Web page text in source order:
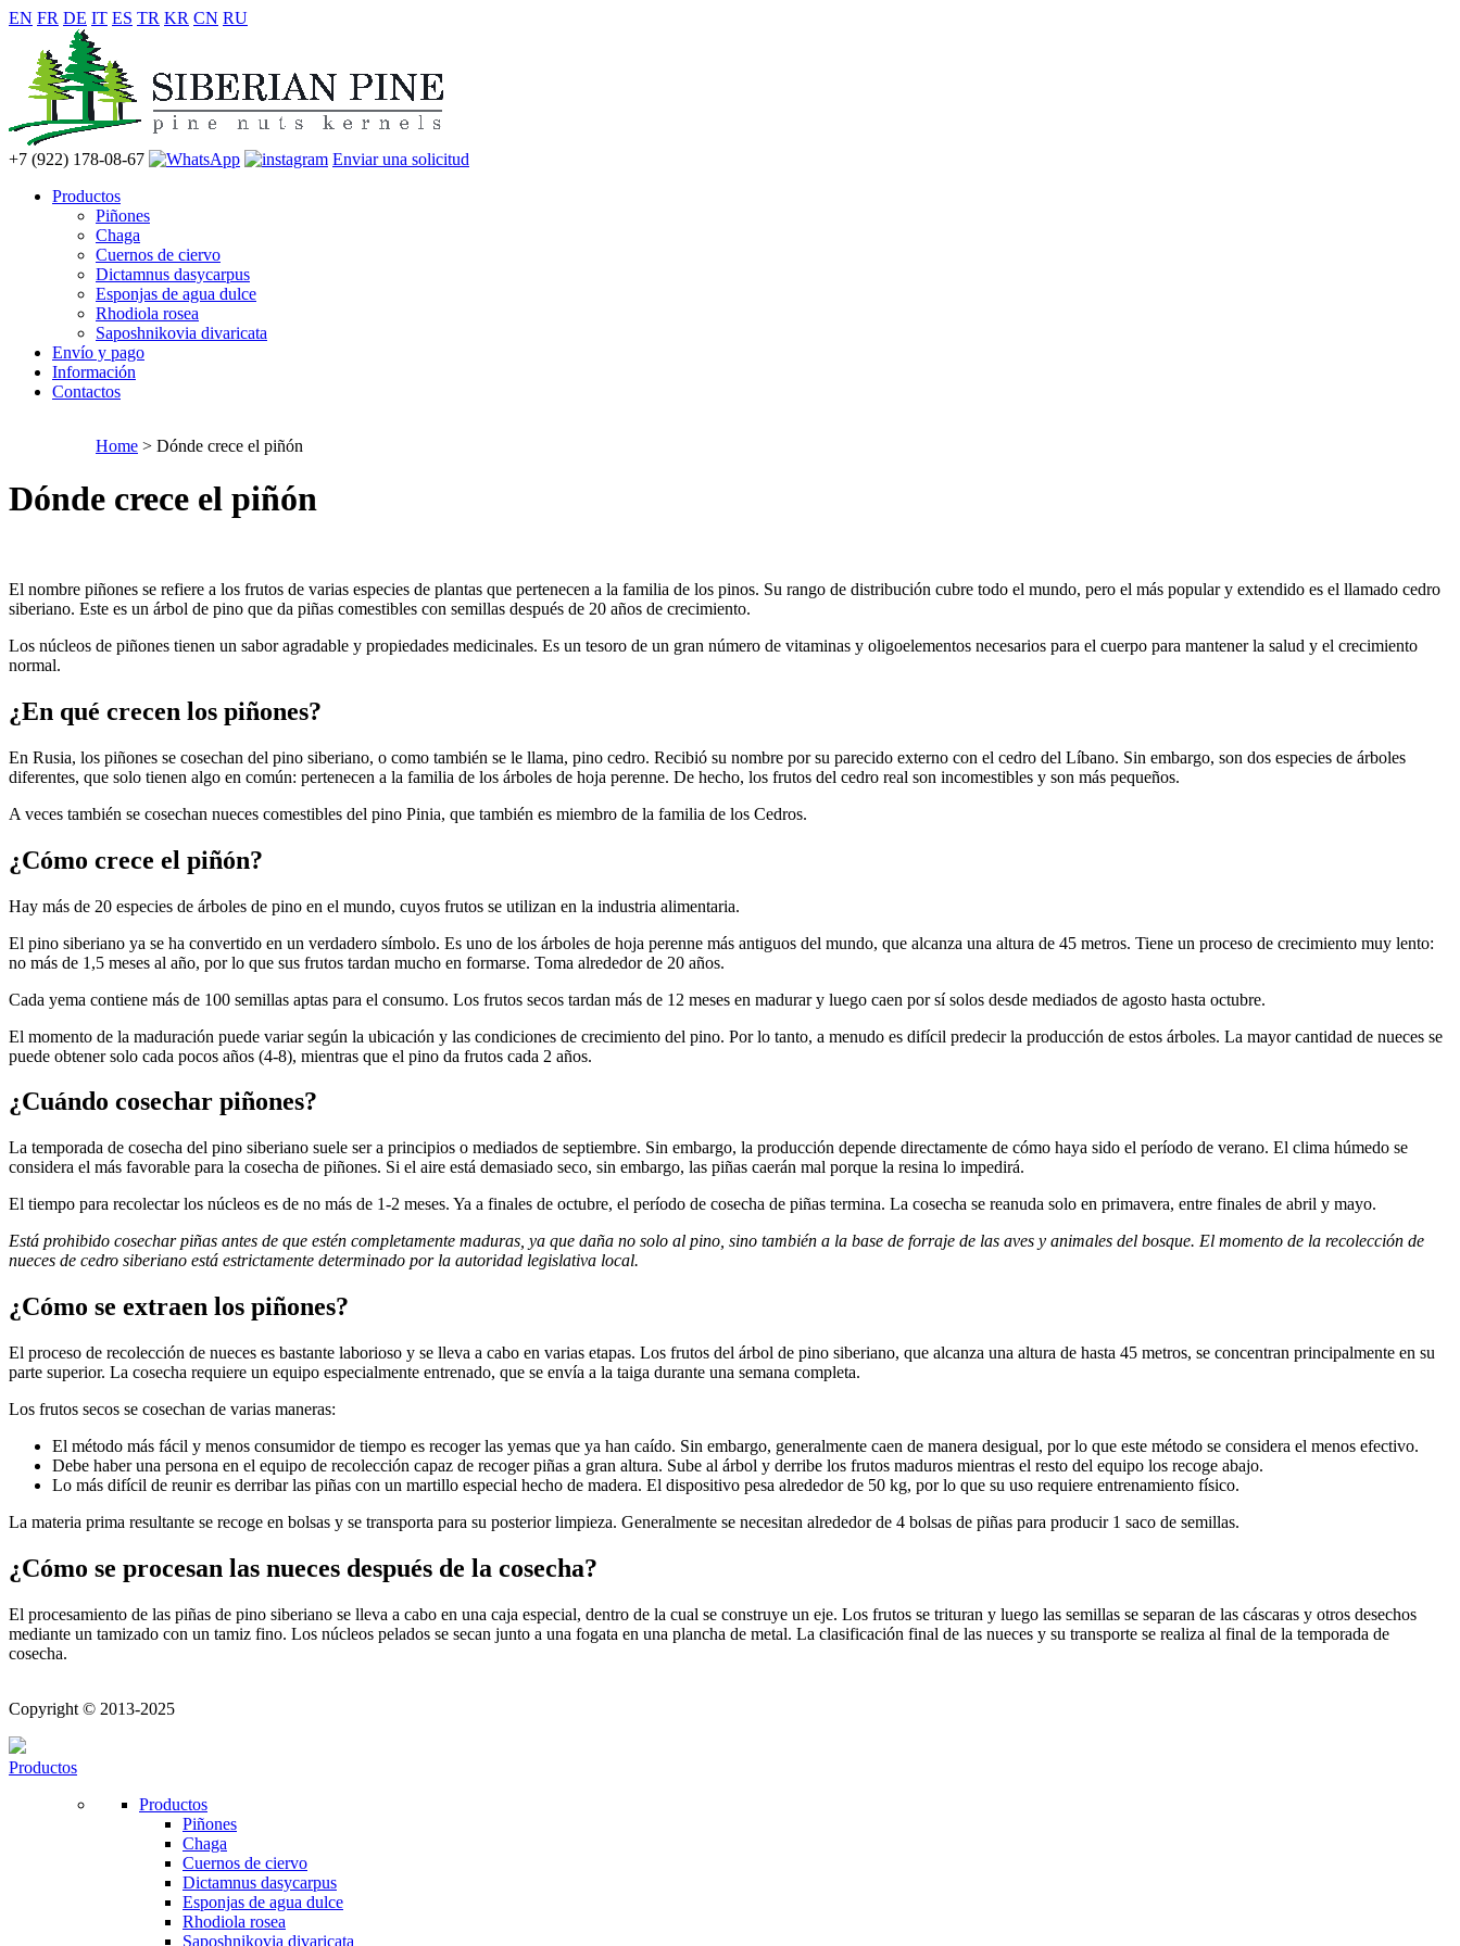
EN FR DE IT ES TR KR CN RU
+7 (922) 178-08-67
Enviar una solicitud
Productos
Piñones
Chaga
Cuernos de ciervo
Dictamnus dasycarpus
Esponjas de agua dulce
Rhodiola rosea
Saposhnikovia divaricata
Envío y pago
Información
Contactos
Home > Dónde crece el piñón
Dónde crece el piñón
El nombre piñones se refiere a los frutos de varias especies de plantas que pertenecen a la familia de los pinos. Su rango de distribución cubre todo el mundo, pero el más popular y extendido es el llamado cedro
siberiano. Este es un árbol de pino que da piñas comestibles con semillas después de 20 años de crecimiento.
Los núcleos de piñones tienen un sabor agradable y propiedades medicinales. Es un tesoro de un gran número de vitaminas y oligoelementos necesarios para el cuerpo para mantener la salud y el crecimiento
normal.
¿En qué crecen los piñones?
En Rusia, los piñones se cosechan del pino siberiano, o como también se le llama, pino cedro. Recibió su nombre por su parecido externo con el cedro del Líbano. Sin embargo, son dos especies de árboles
diferentes, que solo tienen algo en común: pertenecen a la familia de los árboles de hoja perenne. De hecho, los frutos del cedro real son incomestibles y son más pequeños.
A veces también se cosechan nueces comestibles del pino Pinia, que también es miembro de la familia de los Cedros.
¿Cómo crece el piñón?
Hay más de 20 especies de árboles de pino en el mundo, cuyos frutos se utilizan en la industria alimentaria.
El pino siberiano ya se ha convertido en un verdadero símbolo. Es uno de los árboles de hoja perenne más antiguos del mundo, que alcanza una altura de 45 metros. Tiene un proceso de crecimiento muy lento:
no más de 1,5 meses al año, por lo que sus frutos tardan mucho en formarse. Toma alrededor de 20 años.
Cada yema contiene más de 100 semillas aptas para el consumo. Los frutos secos tardan más de 12 meses en madurar y luego caen por sí solos desde mediados de agosto hasta octubre.
El momento de la maduración puede variar según la ubicación y las condiciones de crecimiento del pino. Por lo tanto, a menudo es difícil predecir la producción de estos árboles. La mayor cantidad de nueces se
puede obtener solo cada pocos años (4-8), mientras que el pino da frutos cada 2 años.
¿Cuándo cosechar piñones?
La temporada de cosecha del pino siberiano suele ser a principios o mediados de septiembre. Sin embargo, la producción depende directamente de cómo haya sido el período de verano. El clima húmedo se
considera el más favorable para la cosecha de piñones. Si el aire está demasiado seco, sin embargo, las piñas caerán mal porque la resina lo impedirá.
El tiempo para recolectar los núcleos es de no más de 1-2 meses. Ya a finales de octubre, el período de cosecha de piñas termina. La cosecha se reanuda solo en primavera, entre finales de abril y mayo.
Está prohibido cosechar piñas antes de que estén completamente maduras, ya que daña no solo al pino, sino también a la base de forraje de las aves y animales del bosque. El momento de la recolección de
nueces de cedro siberiano está estrictamente determinado por la autoridad legislativa local.
¿Cómo se extraen los piñones?
El proceso de recolección de nueces es bastante laborioso y se lleva a cabo en varias etapas. Los frutos del árbol de pino siberiano, que alcanza una altura de hasta 45 metros, se concentran principalmente en su
parte superior. La cosecha requiere un equipo especialmente entrenado, que se envía a la taiga durante una semana completa.
Los frutos secos se cosechan de varias maneras:
El método más fácil y menos consumidor de tiempo es recoger las yemas que ya han caído. Sin embargo, generalmente caen de manera desigual, por lo que este método se considera el menos efectivo.
Debe haber una persona en el equipo de recolección capaz de recoger piñas a gran altura. Sube al árbol y derribe los frutos maduros mientras el resto del equipo los recoge abajo.
Lo más difícil de reunir es derribar las piñas con un martillo especial hecho de madera. El dispositivo pesa alrededor de 50 kg, por lo que su uso requiere entrenamiento físico.
La materia prima resultante se recoge en bolsas y se transporta para su posterior limpieza. Generalmente se necesitan alrededor de 4 bolsas de piñas para producir 1 saco de semillas.
¿Cómo se procesan las nueces después de la cosecha?
El procesamiento de las piñas de pino siberiano se lleva a cabo en una caja especial, dentro de la cual se construye un eje. Los frutos se trituran y luego las semillas se separan de las cáscaras y otros desechos
mediante un tamizado con un tamiz fino. Los núcleos pelados se secan junto a una fogata en una plancha de metal. La clasificación final de las nueces y su transporte se realiza al final de la temporada de
cosecha.
Copyright © 2013-2025
Productos
Productos
Piñones
Chaga
Cuernos de ciervo
Dictamnus dasycarpus
Esponjas de agua dulce
Rhodiola rosea
Saposhnikovia divaricata